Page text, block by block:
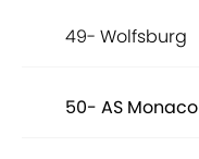
49- Wolfsburg
50- AS Monaco